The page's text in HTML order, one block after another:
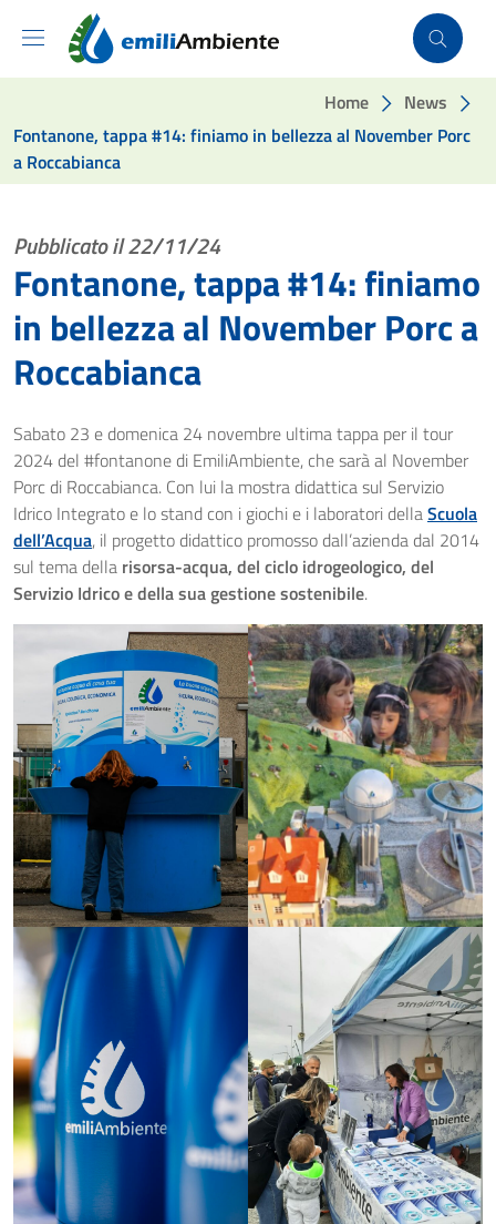
Vai ai contenuti
Vai al footer
Home
News
Fontanone, tappa #14: finiamo in bellezza al November Porc
a Roccabianca
Pubblicato il 22/11/24
Fontanone, tappa #14: finiamo
in bellezza al November Porc a
Roccabianca
Sabato 23 e domenica 24 novembre ultima tappa per il tour
2024 del #fontanone di EmiliAmbiente, che sarà al November
Porc di Roccabianca. Con lui la mostra didattica sul Servizio
Idrico Integrato e lo stand con i giochi e i laboratori dellaScuola
dell’Acqua, il progetto didattico promosso dall’azienda dal 2014
sul tema della risorsa-acqua, del ciclo idrogeologico, del
Servizio Idrico e della sua gestione sostenibile.